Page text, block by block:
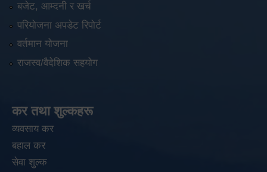
बजेट, आम्दनी र खर्च
परियोजना अपडेट रिपोर्ट
वर्तमान योजना
राजस्व/वैदेशिक सहयोग
कर तथा शुल्कहरू
व्यवसाय कर
बहाल कर
सेवा शुल्क